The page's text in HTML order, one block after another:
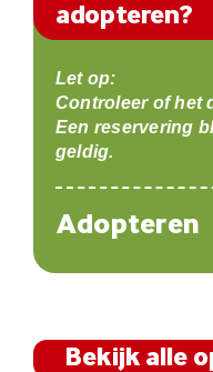
adopteren?
Let op:
Controleer of het
Een reservering
geldig.
Adopteren
Bekijk alle